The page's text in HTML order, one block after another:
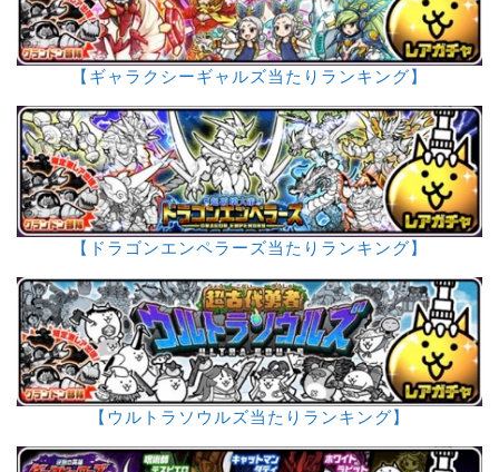
【ギャラクシーギャルズ当たりランキング】
【ドラゴンエンペラーズ当たりランキング】
【ウルトラソウルズ当たりランキング】